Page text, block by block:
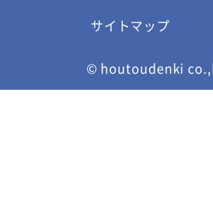
サイトマップ
© houtoudenki